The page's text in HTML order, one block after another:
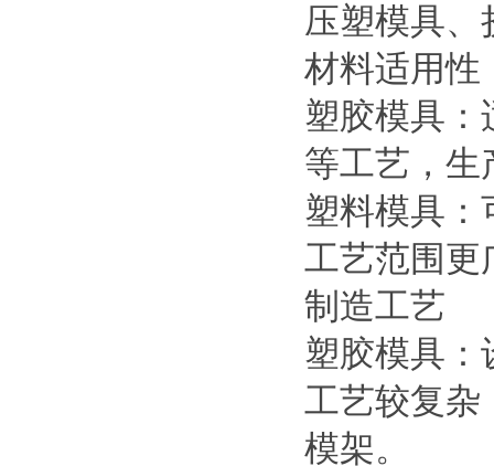
压塑模具、
材料适用性
塑胶模具：
等工艺，生
塑料模具：
工艺范围更
制造工艺
塑胶模具：
工艺较复杂
模架。